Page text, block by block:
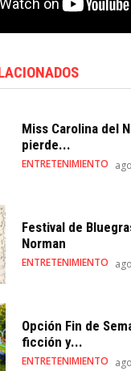
Miss Carolina del
pierde...
ENTRETENIMIENTO
Festival de
Norman
ENTRETENIMIENTO
Opción Fin de
ficción y...
ENTRETENIMIENTO